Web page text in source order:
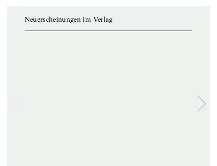
Neuerscheinungen im Verlag